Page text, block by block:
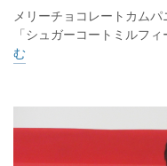
メリーチョコレートカム
「シュガーコートミルフ
む